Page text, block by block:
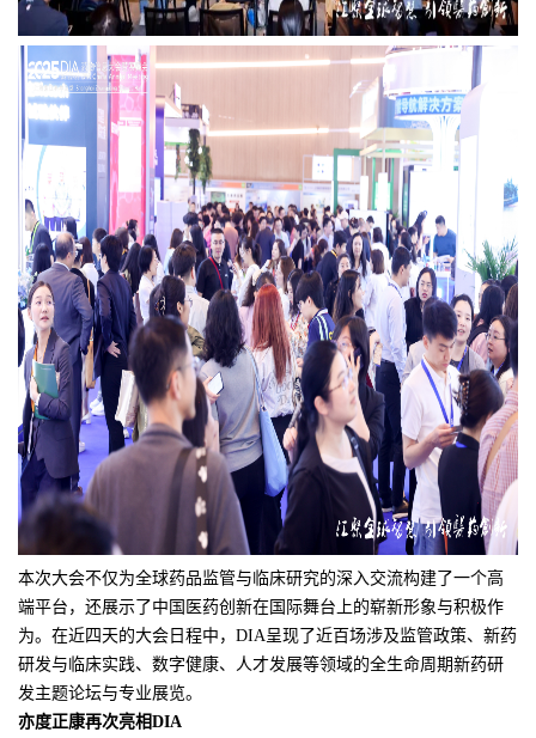
本次大会不仅为全球药品监管与临床研究的深入交流构建了一个高
端平台，还展示了中国医药创新在国际舞台上的崭新形象与积极作
为。在近四天的大会日程中，DIA呈现了近百场涉及监管政策、新药
研发与临床实践、 数字健康、人才发展等领域的全生命周期新药研
发主题论坛与专业展览。
亦度正康再次亮相DIA